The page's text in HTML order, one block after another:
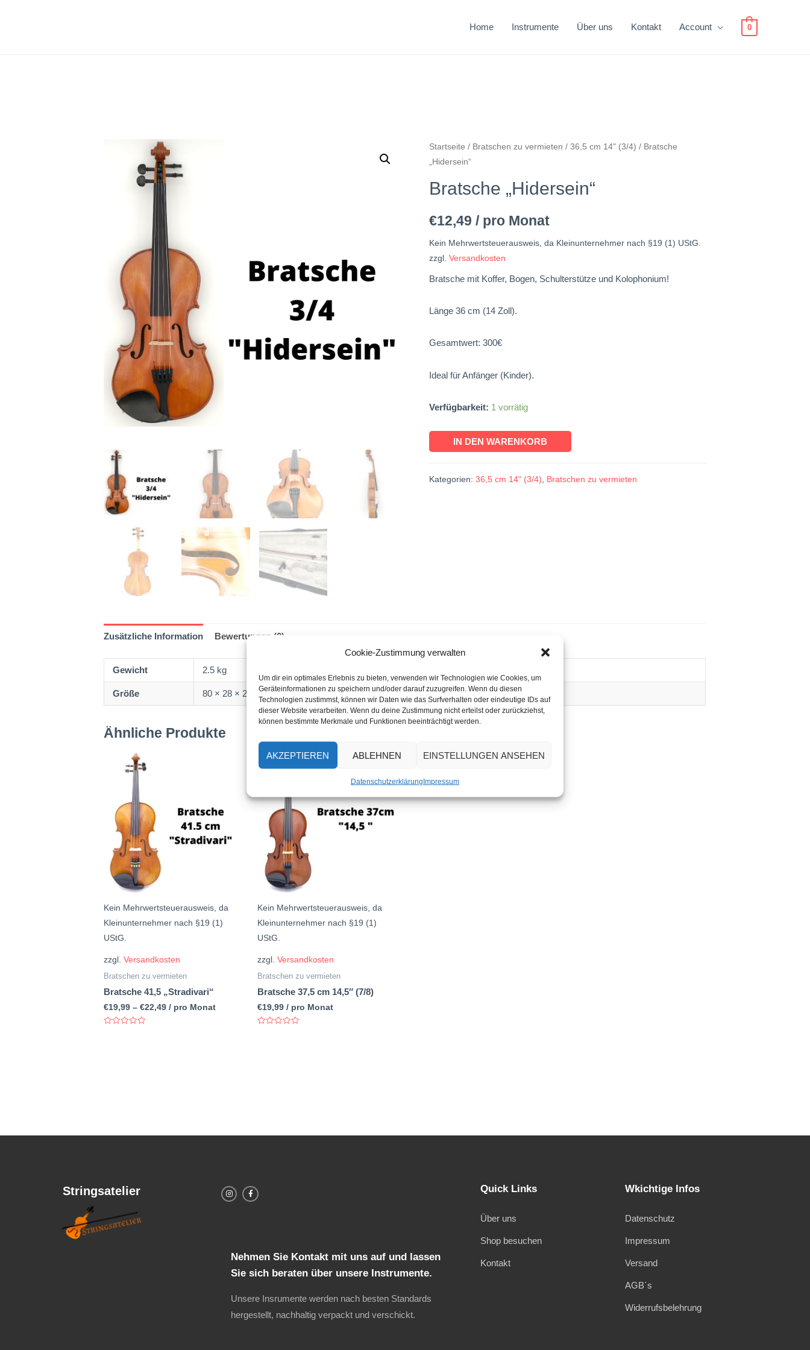
Cookie-Zustimmung verwalten
Um dir ein optimales Erlebnis zu bieten, verwenden wir Technologien wie Cookies, um
Geräteinformationen zu speichern und/oder darauf zuzugreifen. Wenn du diesen
Technologien zustimmst, können wir Daten wie das Surfverhalten oder eindeutige IDs auf
dieser Website verarbeiten. Wenn du deine Zustimmung nicht erteilst oder zurückziehst,
können bestimmte Merkmale und Funktionen beeinträchtigt werden.
AKZEPTIEREN ABLEHNEN EINSTELLUNGEN ANSEHEN
DatenschutzerklärungImpressum
Home Instrumente Über uns Kontakt Account 0
Startseite / Bratschen zu vermieten / 36,5 cm 14" (3/4) / Bratsche
„Hidersein“
Bratsche „Hidersein“
€12,49 / pro Monat
Kein Mehrwertsteuerausweis, da Kleinunternehmer nach §19 (1) UStG.
zzgl. Versandkosten
Bratsche mit Koffer, Bogen, Schulterstütze und Kolophonium!
Länge 36 cm (14 Zoll).
Gesamtwert: 300€
Ideal für Anfänger (Kinder).
Verfügbarkeit: 1 vorrätig
IN DEN WARENKORB
Kategorien: 36,5 cm 14" (3/4) Bratschen zu vermieten
Zusätzliche Information Bewertungen (0)
Gewicht 2.5 kg
Größe 80 × 28 × 20 cm
Ähnliche Produkte
Kein Mehrwertsteuerausweis, da
Kleinunternehmer nach §19 (1)
UStG.
zzgl.Versandkosten
Bratschen zu vermieten
Bratsche 41,5 „Stradivari“
€19,99 –€22,49 / pro Monat
Kein Mehrwertsteuerausweis, da
Kleinunternehmer nach §19 (1)
UStG.
zzgl.Versandkosten
Bratschen zu vermieten
Bratsche 37,5 cm 14,5″ (7/8)
€19,99 / pro Monat
Stringsatelier
Nehmen Sie Kontakt mit uns auf und lassen
Sie sich beraten über unsere Instrumente.
Unsere Insrumente werden nach besten Standards
hergestellt, nachhaltig verpackt und verschickt.
Quick Links
Über uns
Shop besuchen
Kontakt
Wkichtige Infos
Datenschutz
Impressum
Versand
AGB´s
Widerrufsbelehrung